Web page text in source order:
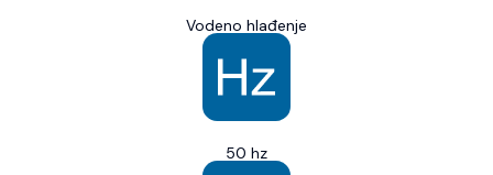
Vodeno hlađenje
50 hz